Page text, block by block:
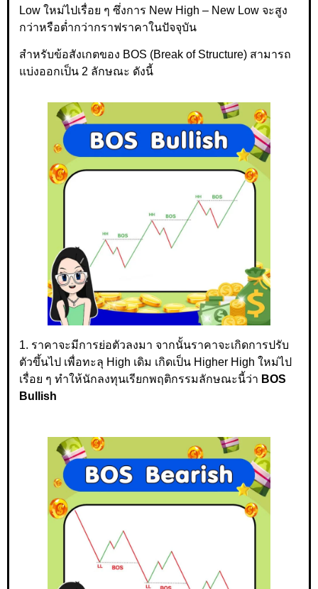
Low ใหม่ไปเรื่อย ๆ ซึ่งการ New High – New Low จะสูง
กว่าหรือต่ำกว่ากราฟราคาในปัจจุบัน
สำหรับข้อสังเกตของ BOS (Break of Structure) สามารถ
แบ่งออกเป็น 2 ลักษณะ ดังนี้
1. ราคาจะมีการย่อตัวลงมา จากนั้นราคาจะเกิดการปรับ
ตัวขึ้นไป เพื่อทะลุ High เดิม เกิดเป็น Higher High ใหม่ไป
เรื่อย ๆ ทำให้นักลงทุนเรียกพฤติกรรมลักษณะนี้ว่า BOS
Bullish